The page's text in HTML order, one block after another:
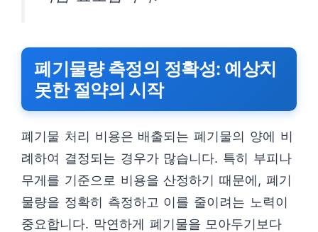
폐기물량 측정의 정확성: 예상치
못한 절약의 시작
폐기물 처리 비용은 배출되는 폐기물의 양에 비
례하여 결정되는 경우가 많습니다. 특히 부피나
무게를 기준으로 비용을 산정하기 때문에, 폐기
물량을 정확히 측정하고 이를 줄이려는 노력이
중요합니다. 막연하게 폐기물을 모아두기보다